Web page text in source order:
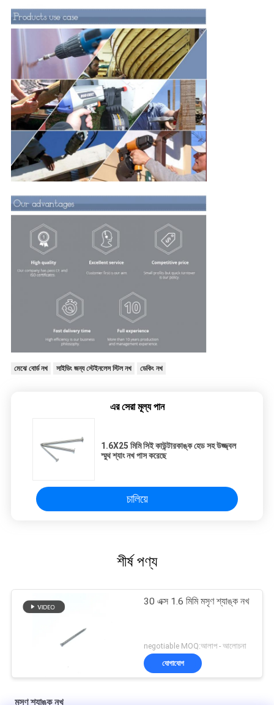
মেঝে বোর্ড নখ সাইডিং জন্য স্টেইনলেস স্টিল নখ ডেকিং নখ
এর সেরা মূল্য পান
1.6X25 মিমি সিই কাউন্টারকাঙ্ক হেড সহ উজ্জ্বল
স্মুথ শ্যাং নখ পাস করেছে
চালিয়ে
শীর্ষ পণ্য
30 এক্স 1.6 মিমি মসৃণ শ্যাঙ্ক নখ
negotiable MOQ:আলাপ - আলোচনা
যোগাযোগ
মসৃণ শ্যাঙ্ক নখ